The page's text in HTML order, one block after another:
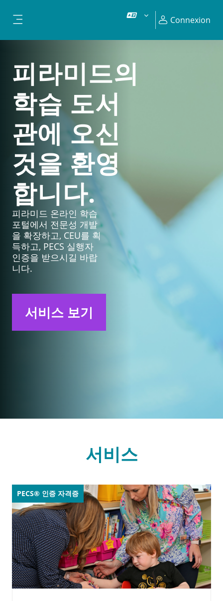
Connexion
피라미드의
학습 도서
관에 오신
것을 환영
합니다.
피라미드 온라인 학습
포털에서 전문성 개발
을 확장하고, CEU를 획
득하고, PECS 실행자
인증을 받으시길 바랍
니다.
서비스 보기
서비스
PECS® 인증 자격증